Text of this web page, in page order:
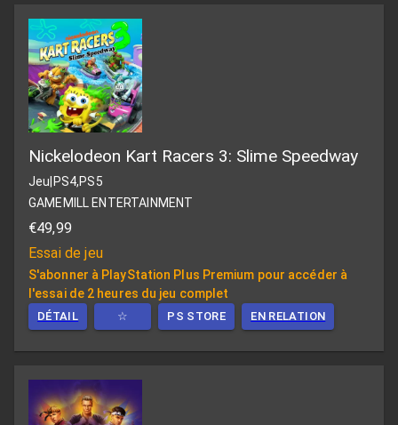
Nickelodeon Kart Racers 3: Slime Speedway
Jeu|PS4,PS5
GAMEMILL ENTERTAINMENT
€49,99
Essai de jeu
S'abonner à PlayStation Plus Premium pour accéder à
l'essai de 2 heures du jeu complet
DÉTAIL ☆ PS STORE EN RELATION